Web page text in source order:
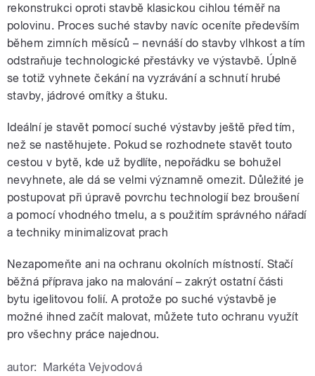
rekonstrukci oproti stavbě klasickou cihlou téměř na
polovinu. Proces suché stavby navíc oceníte především
během zimních měsíců – nevnáší do stavby vlhkost a tím
odstraňuje technologické přestávky ve výstavbě. Úplně
se totiž vyhnete čekání na vyzrávání a schnutí hrubé
stavby, jádrové omítky a štuku.
Ideální je stavět pomocí suché výstavby ještě před tím,
než se nastěhujete. Pokud se rozhodnete stavět touto
cestou v bytě, kde už bydlíte, nepořádku se bohužel
nevyhnete, ale dá se velmi významně omezit. Důležité je
postupovat při úpravě povrchu technologií bez broušení
a pomocí vhodného tmelu, a s použitím správného nářadí
a techniky minimalizovat prach
Nezapomeňte ani na ochranu okolních místností. Stačí
běžná příprava jako na malování – zakrýt ostatní části
bytu igelitovou folií. A protože po suché výstavbě je
možné ihned začít malovat, můžete tuto ochranu využít
pro všechny práce najednou.
autor: Markéta Vejvodová